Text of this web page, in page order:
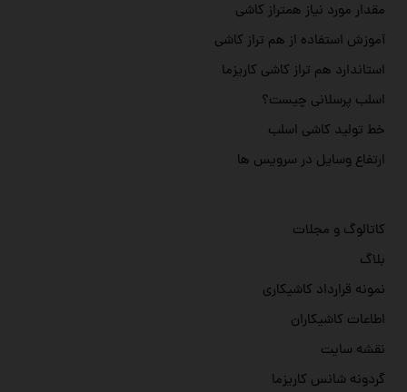
کاتالوگ و مجلات
بلاگ
نمونه قرارداد کاشیکاری
اطاعات کاشیکاران
نقشه سایت
گردونه شانس کاریزما
مقدار مورد نیاز همتراز کاشی
آموزش استفاده از هم تراز کاشی
استاندارد هم تراز کاشی کاریزما
اسلب پرسلانی چیست؟
خط تولید کاشی اسلب
ارتفاع وسایل در سرویس ها